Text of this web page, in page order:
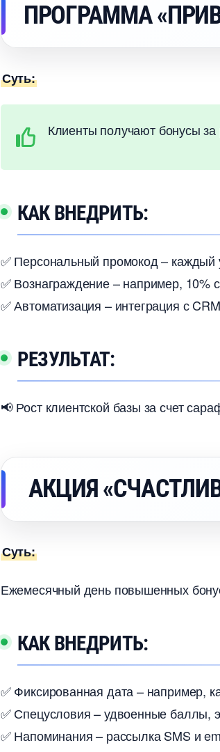
ПРОГРАММА
Суть:
Клиенты получают бонусы за
КАК ВНЕДРИТЬ:
✅ Персональный промокод – каждый
✅ Вознаграждение – например, 10%
✅ Автоматизация – интеграция с
РЕЗУЛЬТАТ:
📢 Рост клиентской базы за счет
АКЦИЯ
Суть:
Ежемесячный день повышенных
КАК ВНЕДРИТЬ:
✅ Фиксированная дата – например,
✅ Спецусловия – удвоенные баллы,
✅ Напоминания – рассылка SMS и